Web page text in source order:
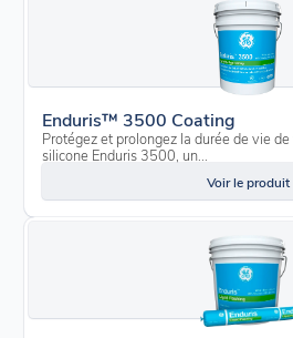
Enduris™ 3500 Coating
Protégez et prolongez la durée de vie
silicone Enduris 3500, un...
Voir le produit